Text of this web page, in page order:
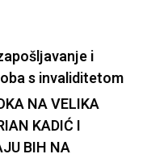
i
s invaliditetom
NA VELIKA
KADIĆ I
BIH NA